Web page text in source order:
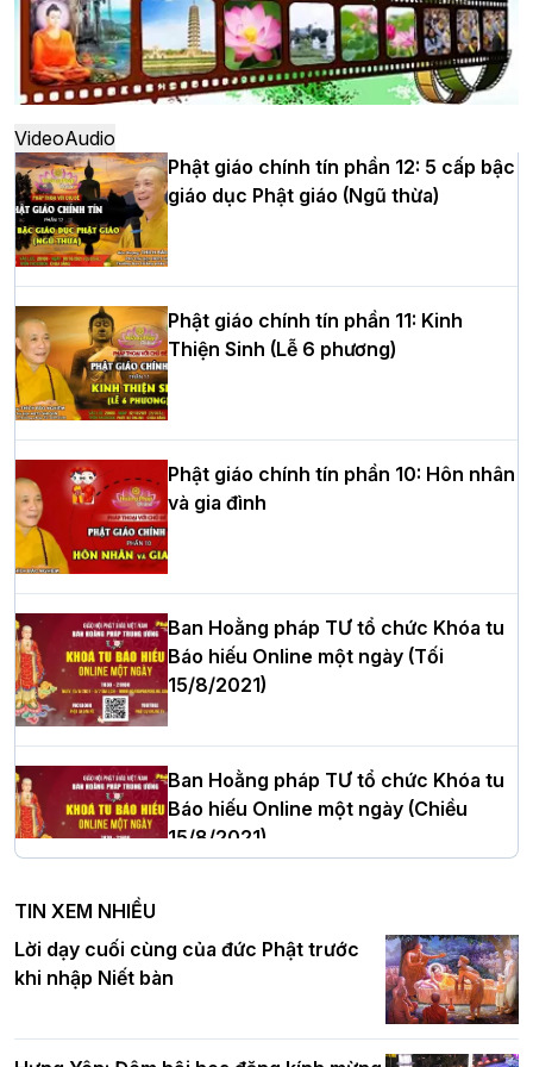
Hà Nội: Ngày tu học cuối cùng khép lại
khóa sinh hoạt Phật pháp mùa hè lần
thứ XIV tại chùa Bằng
Học yêu thương trong ngày tu tập thứ
tư của Khóa sinh hoạt Phật pháp mùa
hè tại chùa Bằng
HT.Thích Thọ Lạc được suy cử làm tân
Trưởng BTS GHPGVN tỉnh Nghệ An
Hòa thượng Thích Quảng Tùng tái đắc
cử Trưởng BTS GHPGVN thành phố Hải
Phòng nhiệm kỳ 2026 – 2031
Thượng tọa Thích Tâm Chính được suy
cử tân Trưởng ban Trị sự GHPGVN tỉnh
Hà Nội: Tăng Ni Trường hạ Bồ Đề trang
nghiêm tác pháp Tiền an cư PL.2570 –
DL.2026
chúc mừng Phật đản BTS GHPGVN TP.
VideoAudio
Phật giáo chính tín phần 12: 5 cấp bậc
giáo dục Phật giáo (Ngũ thừa)
Phật giáo chính tín phần 11: Kinh
Thiện Sinh (Lễ 6 phương)
Phật giáo chính tín phần 10: Hôn nhân
và gia đình
Ban Hoằng pháp TƯ tổ chức Khóa tu
Báo hiếu Online một ngày (Tối
15/8/2021)
Ban Hoằng pháp TƯ tổ chức Khóa tu
Báo hiếu Online một ngày (Chiều
15/8/2021)
Ban Hoằng pháp TƯ tổ chức Khóa tu
Báo hiếu Online một ngày (Sáng
15/8/2021)
TIN XEM NHIỀU
Lời dạy cuối cùng của đức Phật trước
khi nhập Niết bàn